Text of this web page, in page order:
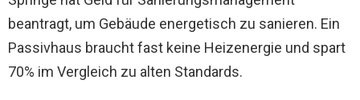
beantragt, um Gebäude energetisch zu sanieren. Ein
Passivhaus braucht fast keine Heizenergie und spart
70% im Vergleich zu alten Standards.